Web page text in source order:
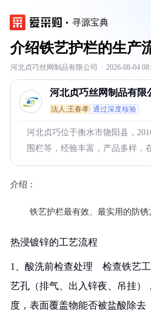
寻源宝典
介绍铁艺护栏的生产
河北贞巧丝网制品有限公司 · 2026-08-04
河北贞巧丝网制品有限
法人:王春孝 通过深度核验
河北贞巧位于衡水市饶阳县，
围栏等，经验丰富，产品多样，
介绍：
热浸镀锌的工艺流程
1、酸洗前检查处理 检查铁艺
艺孔（排气、出入锌夜、吊挂）
度，表面覆盖物能否被盐酸除去